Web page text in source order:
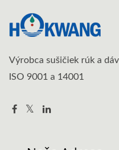
Výrobca sušičiek rúk a
ISO 9001 a 14001